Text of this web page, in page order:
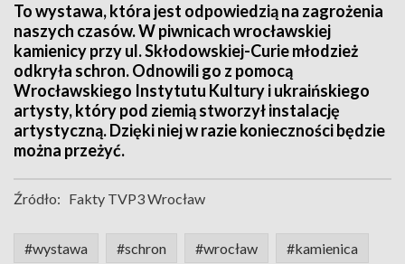
To wystawa, która jest odpowiedzią na zagrożenia
naszych czasów. W piwnicach wrocławskiej
kamienicy przy ul. Skłodowskiej-Curie młodzież
odkryła schron. Odnowili go z pomocą
Wrocławskiego Instytutu Kultury i ukraińskiego
artysty, który pod ziemią stworzył instalację
artystyczną. Dzięki niej w razie konieczności będzie
można przeżyć.
Źródło: Fakty TVP3 Wrocław
#wystawa #schron #wrocław #kamienica